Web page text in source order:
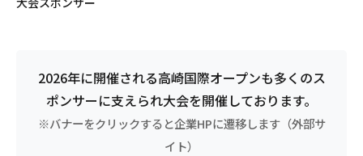
2026年に開催される高崎国際オープンも多くのス
ポンサーに支えられ大会を開催しております。
※バナーをクリックすると企業HPに遷移します（外部サ
イト）